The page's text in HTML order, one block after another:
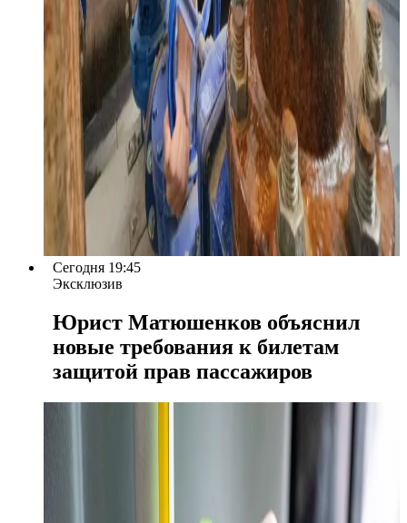
Сегодня 19:45
Эксклюзив
Юрист Матюшенков объяснил
новые требования к билетам
защитой прав пассажиров